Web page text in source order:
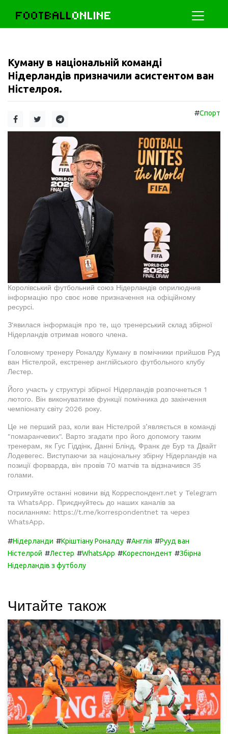
FOOTBALLONLINE
Куману в національній команді
Нідерландів призначили асистентом ван
Ністелроя.
#Спорт
Королівський футбольний союз Нідерландів оприлюднив
інформацію про своє нове призначення на офіційному
ресурсі.
З'явилася інформація про те, що тренерський склад збірної
Нідерландів отримав нового члена.
Головному тренеру Роналду Куману в помічники прийшов Руд
ван Ністелрой, екстренер англійського футбольного клубу
Лестер.
Його участь у структурі збірної Нідерландів розпочнеться 1
лютого. Він виконуватиме функції помічника до закінчення
чемпіонату світу 2026 року.
Це не перший раз, коли ван Ністелрой з’являється в команді
"помаранчевих". Варто згадати про його допомогу таким
тренерам, як Гус Гіддінк, Данні Блінд, Франк де Бур та Двайт
Лодевегес. Виступаючи за національну збірну Нідерландів на
позиції форварда, він провів 70 матчів та відзначився 35
голами.
Отримуйте останні новини від Корреспондент.net у Telegram
та WhatsApp. Приєднуйтесь до наших каналів за
посиланням: https://t.me/korrespondentnet та через
WhatsApp.
#Нідерланди #Кріштіану Роналду #Англія #Рууд ван
Ністелрой #Лестер #WhatsApp #Кореспондент #Збірна
Нідерландів з футболу
Читайте також